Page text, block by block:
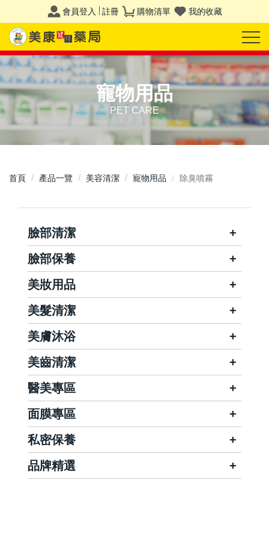
會員登入 註冊 購物清單 我的收藏
寵物用品
PET CARE
首頁 產品一覽 美容清潔 寵物用品 除臭噴霧
臉部清潔
臉部保養
美妝用品
美髮清潔
美膚沐浴
美齒清潔
醫美專區
面膜專區
私密保養
品牌精選